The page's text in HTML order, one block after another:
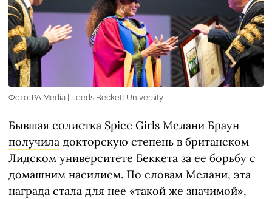
Фото: PA Media | Leeds Beckett University
Бывшая солистка Spice Girls Мелани Браун
получила докторскую степень в британском
Лидском университете Беккета за ее борьбу с
домашним насилием. По словам Мелани, эта
награда стала для нее «такой же значимой»,